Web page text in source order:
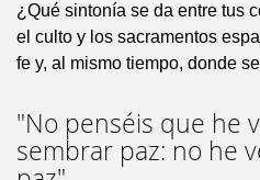
¿Qué sintonía se da entre tus
el culto y los sacramentos
fe y, al mismo tiempo, donde
"No penséis que he
sembrar paz: no he